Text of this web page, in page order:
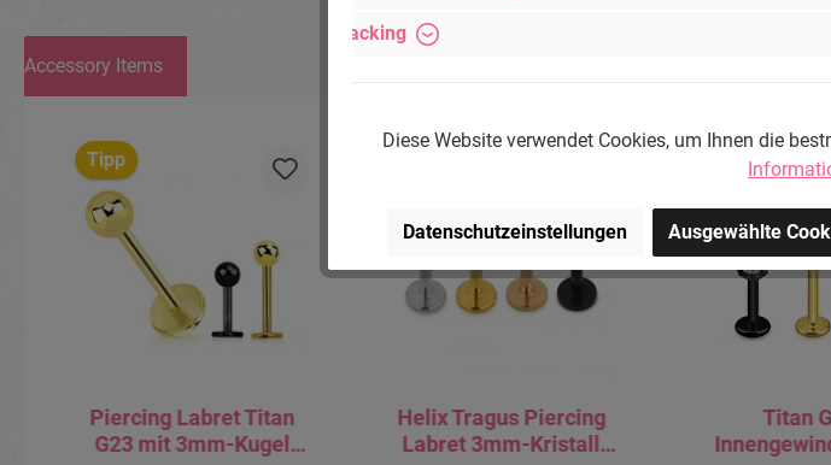
Accessory Items
Tipp
Piercing Labret Titan
G23 mit 3mm-Kugel
Helix Tragus Piercing
Labret 3mm-Kristall
Titan
Tracking
Diese Website verwendet Cookies, um Ihnen die
Datenschutzeinstellungen Ausgewählte